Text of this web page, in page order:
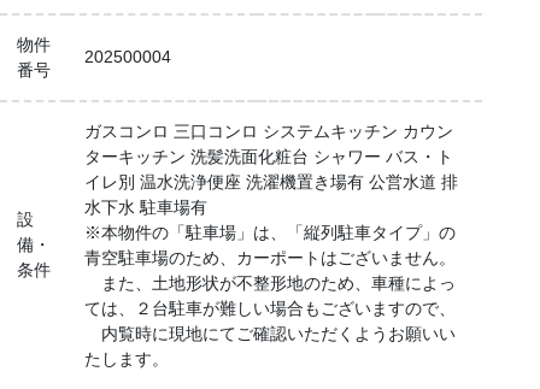
物件
番号
202500004
設
備・
条件
ガスコンロ 三口コンロ システムキッチン カウン
ターキッチン 洗髪洗面化粧台 シャワー バス・ト
イレ別 温水洗浄便座 洗濯機置き場有 公営水道 排
水下水 駐車場有
※本物件の「駐車場」は、「縦列駐車タイプ」の
青空駐車場のため、カーポートはございません。
また、土地形状が不整形地のため、車種によっ
ては、２台駐車が難しい場合もございますので、
内覧時に現地にてご確認いただくようお願いい
たします。